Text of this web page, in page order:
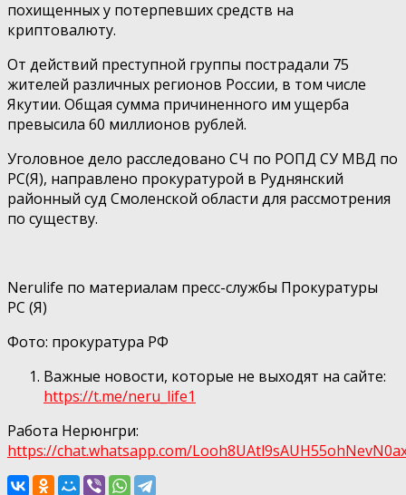
похищенных у потерпевших средств на
криптовалюту.
От действий преступной группы пострадали 75
жителей различных регионов России, в том числе
Якутии. Общая сумма причиненного им ущерба
превысила 60 миллионов рублей.
Уголовное дело расследовано СЧ по РОПД СУ МВД по
РС(Я), направлено прокуратурой в Руднянский
районный суд Смоленской области для рассмотрения
по существу.
Nerulife по материалам пресс-службы Прокуратуры
РС (Я)
Фото: прокуратура РФ
Важные новости, которые не выходят на сайте:
https://t.me/neru_life1
Работа Нерюнгри:
https://chat.whatsapp.com/